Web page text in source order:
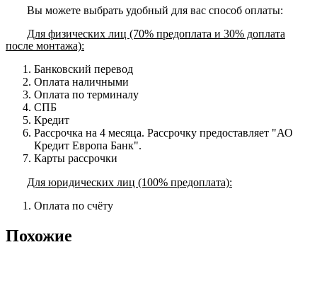
Вы можете выбрать удобный для вас способ оплаты:
Для физических лиц (70% предоплата и 30% доплата
после монтажа):
Банковский перевод
Оплата наличными
Оплата по терминалу
СПБ
Кредит
Рассрочка на 4 месяца. Рассрочку предоставляет "АО
Кредит Европа Банк".
Карты рассрочки
Для юридических лиц (100% предоплата):
Оплата по счёту
Похожие